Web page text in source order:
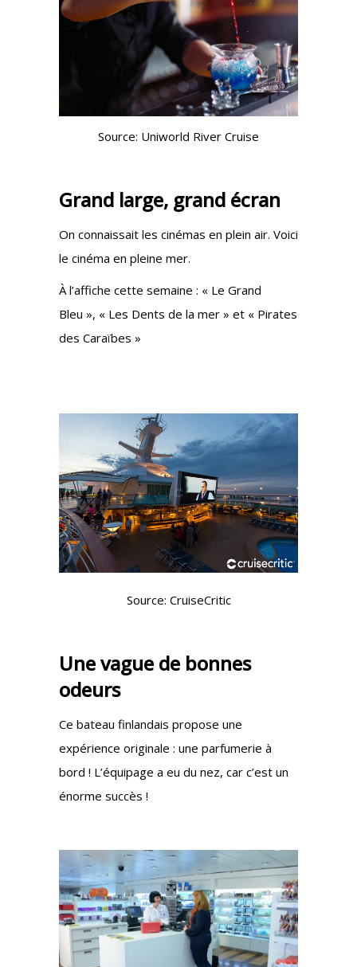
Source: Uniworld River Cruise
Grand large, grand écran
On connaissait les cinémas en plein air. Voici
le cinéma en pleine mer.
À l’affiche cette semaine : « Le Grand
Bleu », « Les Dents de la mer » et « Pirates
des Caraïbes »
Source: CruiseCritic
Une vague de bonnes
odeurs
Ce bateau finlandais propose une
expérience originale : une parfumerie à
bord ! L’équipage a eu du nez, car c’est un
énorme succès !